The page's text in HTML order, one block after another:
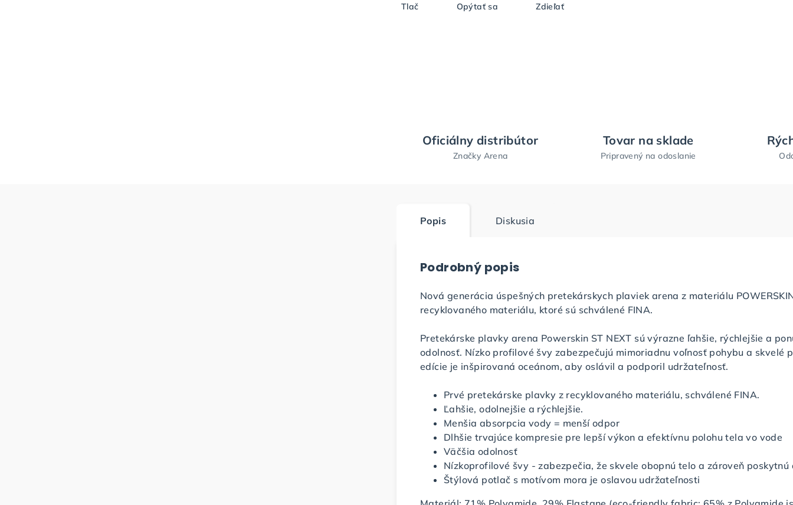
Tlač Opýtať sa Zdieľať
Oficiálny distribútor
Značky Arena
Tovar na sklade
Pripravený na odoslanie
Popis Diskusia
Podrobný popis
Nová generácia úspešných pretekárskych plaviek arena z materiálu
recyklovaného materiálu, ktoré sú schválené FINA.
Pretekárske plavky arena Powerskin ST NEXT sú výrazne ľahšie, rýchlejšie a
odolnosť. Nízko profilové švy zabezpečujú mimoriadnu voľnosť pohybu a skvelé
edície je inšpirovaná oceánom, aby oslávil a podporil udržateľnosť.
Prvé pretekárske plavky z recyklovaného materiálu, schválené FINA.
Ľahšie, odolnejšie a rýchlejšie.
Menšia absorpcia vody = menší odpor
Dlhšie trvajúce kompresie pre lepší výkon a efektívnu polohu tela vo vode
Väčšia odolnosť
Nízkoprofilové švy - zabezpečia, že skvele obopnú telo a zároveň
Štýlová potlač s motívom mora je oslavou udržateľnosti